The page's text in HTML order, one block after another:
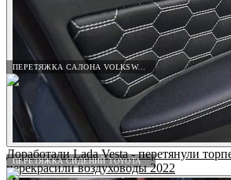
ПЕРЕТЯЖКА САЛОНА VOLKSWAGEN
ПЕРЕТЯЖКА СИДЕНИЙ TOYOTA
Доработали Lada Vesta - перетянули
перекрасили воздуховоды 2022